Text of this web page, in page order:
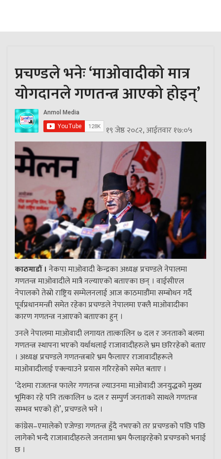
प्रचण्डले भनेः ‘माओवादीको मात्र
योगदानले गणतन्त्र आएको होइन्’
१९ जेष्ठ २०८२, आईतवार १७:०५
काठमाडौं । नेकपा माओवादी केन्द्रका अध्यक्ष प्रचण्डले नेपालमा
गणतन्त्र माओवादीले मात्रै नल्याएको बताएका छन् । वाईसीएल
नेपालको तेस्रो राष्ट्रिय सम्मेलनलाई आज काठमाडौंमा सम्बोधन गर्दै
पूर्वप्रधानमन्त्री समेत रहेका प्रचण्डले नेपालमा एक्लै माओवादीका
कारण गणतन्त्र नआएको बताएका हुन् ।
उनले नेपालमा माओवादी लगायत तात्कालिन ७ दल र जनताको बलमा
गणतन्त्र स्थापना भएको यर्थाथलाई राजावादीहरुले भ्रम छरिरहेको बताए
। अध्यक्ष प्रचण्डले गणतन्त्रबारे भ्रम फैलाएर राजावादीहरूले
माओवादीलाई एक्ल्याउने प्रयास गरिरहेको समेत बताए ।
‘देशमा राजतन्त्र फालेर गणतन्त्र ल्याउनमा माओवादी जनयुद्धको मुख्य
भूमिका रहे पनि तत्कालिन ७ दल र सम्पुर्ण जनताको साथले गणतन्त्र
सम्भव भएको हो’, प्रचण्डले भने ।
कांग्रेस–एमालेको एजेण्डा गणतन्त्र हुँदै नभएको तर प्रचण्डको पछि पछि
लागेको भन्दै राजावादीहरुले जनतामा भ्रम फैलाइरहेको प्रचण्डको भनाई
छ ।